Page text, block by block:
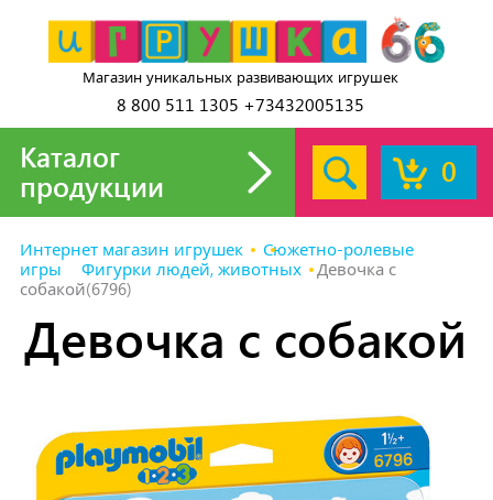
Магазин уникальных развивающих игрушек
8 800 511 1305 +73432005135
0
Каталог
продукции
Интернет магазин игрушек
Сюжетно-ролевые
игры
Фигурки людей, животных
Девочка с
собакой(6796)
Девочка с собакой